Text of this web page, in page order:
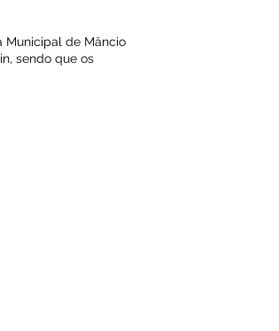
Municipal de Mâncio
sendo que os